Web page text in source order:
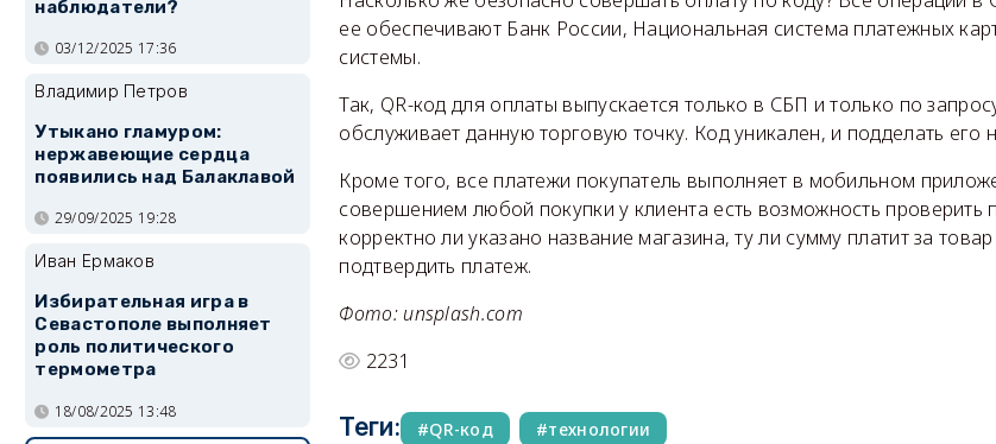
ее обеспечивают Банк России, Национальная система платежных
системы.
Так, QR-код для оплаты выпускается только в СБП и только по
обслуживает данную торговую точку. Код уникален, и подделать его
Кроме того, все платежи покупатель выполняет в мобильном
совершением любой покупки у клиента есть возможность проверить
корректно ли указано название магазина, ту ли сумму платит за
подтвердить платеж.
Фото: unsplash.com
2231
Теги: QR-код технологии
наблюдатели?
03/12/2025 17:36
Владимир Петров
Утыкано гламуром:
нержавеющие сердца
появились над Балаклавой
29/09/2025 19:28
Иван Ермаков
Избирательная игра в
Севастополе выполняет
роль политического
термометра
18/08/2025 13:48